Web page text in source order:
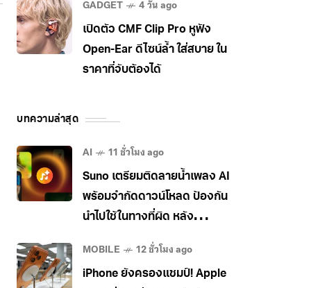
GADGET 4 วัน ago
เปิดตัว CMF Clip Pro หูฟัง
Open-Ear ดีไซน์ล้ำ ใส่สบาย ใน
ราคาที่จับต้องได้
บทความล่าสุด
AI 11 ชั่วโมง ago
Suno เตรียมติดลายน้ำเพลง AI
พร้อมจำกัดดาวน์โหลด ป้องกัน
นำไปใช้ในทางที่ผิด หลัง
MOBILE 12 ชั่วโมง ago
iPhone ยังครองแชมป์! Apple